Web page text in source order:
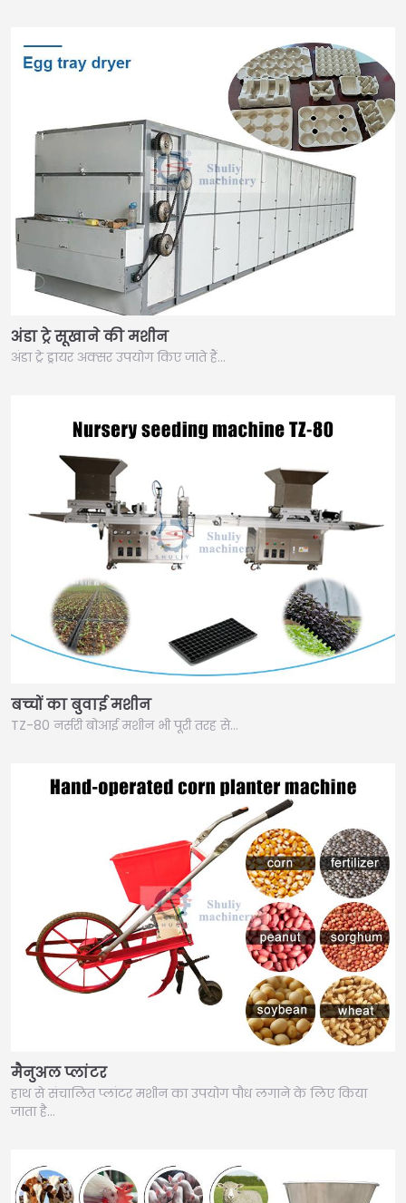
अंडा ट्रे सूखाने की मशीन
अंडा ट्रे ड्रायर अक्सर उपयोग किए जाते हैं…
बच्चों का बुवाई मशीन
TZ-80 नर्सरी बोआई मशीन भी पूरी तरह से…
मैनुअल प्लांटर
हाथ से संचालित प्लांटर मशीन का उपयोग पौध लगाने के लिए किया
जाता है…
Greek
Italian